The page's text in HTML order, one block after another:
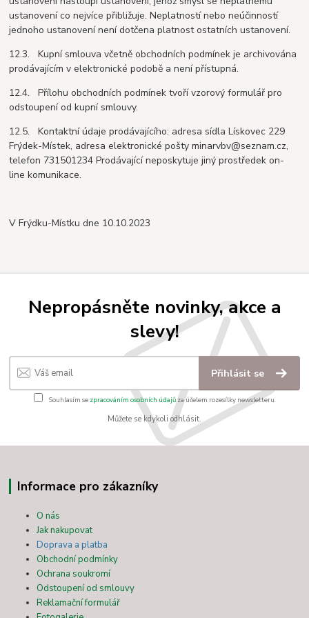
ustanovení co nejvíce přibližuje. Neplatností nebo neúčinností
jednoho ustanovení není dotčena platnost ostatních ustanovení.
12.3. Kupní smlouva včetně obchodních podmínek je archivována
prodávajícím v elektronické podobě a není přístupná.
12.4. Přílohu obchodních podmínek tvoří vzorový formulář pro
odstoupení od kupní smlouvy.
12.5. Kontaktní údaje prodávajícího: adresa sídla Lískovec 229
Frýdek-Místek, adresa elektronické pošty minarvbv@seznam.cz,
telefon 731501234 Prodávající neposkytuje jiný prostředek on-
line komunikace.
V Frýdku-Místku dne 10.10.2023
Nepropásněte novinky, akce a
slevy!
Přihlásit se
Souhlasím se zpracováním osobních údajůza účelem rozesílky newsletteru.
Můžete se kdykoli odhlásit.
Informace pro zákazníky
O nás
Jak nakupovat
Doprava a platba
Obchodní podmínky
Ochrana soukromí
Odstoupení od smlouvy
Reklamační formulář